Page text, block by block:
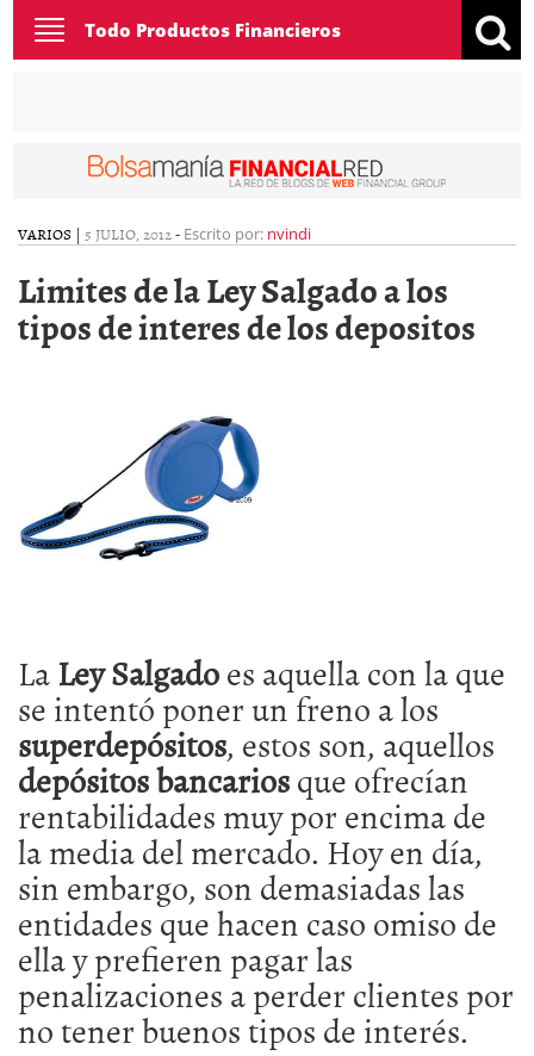
Toggle
navigation
Todo Productos Financieros
VARIOS | 5 JULIO, 2012- Escrito por: nvindi
Limites de la Ley Salgado a los
tipos de interes de los depositos
LaLey Salgadoes aquella con la que
se intentó poner un freno a los
superdepósitos, estos son, aquellos
depósitos bancariosque ofrecían
rentabilidades muy por encima de
la media del mercado. Hoy en día,
sin embargo, son demasiadas las
entidades que hacen caso omiso de
ella y prefieren pagar las
penalizaciones a perder clientes por
no tener buenos tipos de interés.